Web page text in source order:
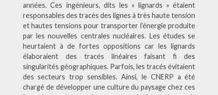
années. Ces ingénieurs, dits les « lignards » étaient
responsables des tracés des lignes à très haute tension
et hautes tensions pour transporter l’énergie produite
par les nouvelles centrales nucléaires. Les études se
heurtaient à de fortes oppositions car les lignards
élaboraient des tracés linéaires faisant fi des
singularités géographiques. Parfois, les tracés évitaient
des secteurs trop sensibles. Ainsi, le CNERP a été
chargé de développer une culture du paysage chez ces